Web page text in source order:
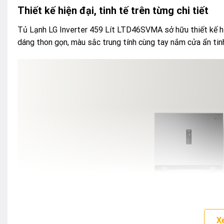
Thiết kế hiện đại, tinh tế trên từng chi tiết
Tủ Lạnh LG Inverter 459 Lít LTD46SVMA sở hữu thiết kế
dáng thon gọn, màu sắc trung tính cùng tay nắm cửa ẩn